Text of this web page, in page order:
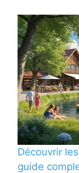
Découvrir
guide